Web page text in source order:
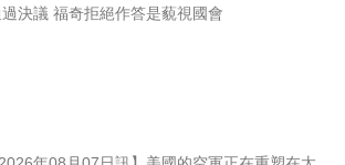
決議 福奇拒絕作答是藐視國會